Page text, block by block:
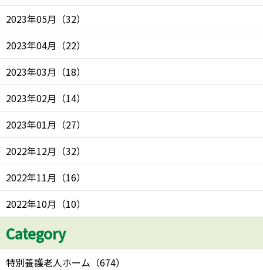
2023年05月 （32）
2023年04月 （22）
2023年03月 （18）
2023年02月 （14）
2023年01月 （27）
2022年12月 （32）
2022年11月 （16）
2022年10月 （10）
Category
特別養護老人ホーム （674）